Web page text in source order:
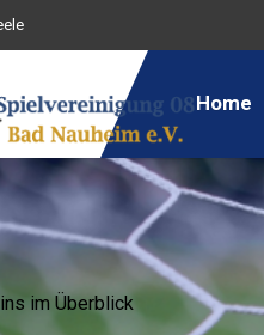
Home
im Überblick